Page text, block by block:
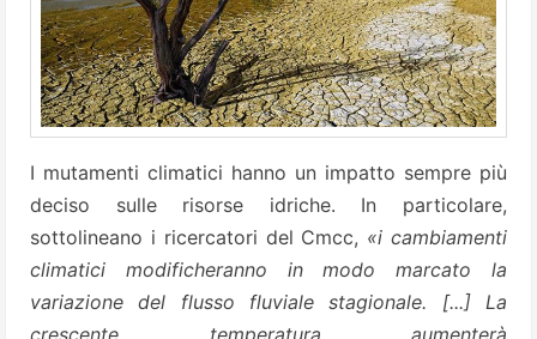
I mutamenti climatici hanno un impatto sempre più
deciso sulle risorse idriche. In particolare,
sottolineano i ricercatori del Cmcc, «i cambiamenti
climatici modificheranno in modo marcato la
variazione del flusso fluviale stagionale. [...] La
crescente temperatura aumenterà